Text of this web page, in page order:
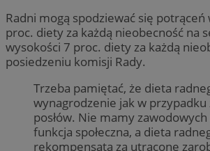
Radni mogą spodziewać się potrąceń
proc. diety za każdą nieobecność na
wysokości 7 proc. diety za każdą
posiedzeniu komisji Rady.
Trzeba pamiętać, że dieta
wynagrodzenie jak w przypadku
posłów. Nie mamy
funkcja społeczna, a dieta
rekompensatą za utracone